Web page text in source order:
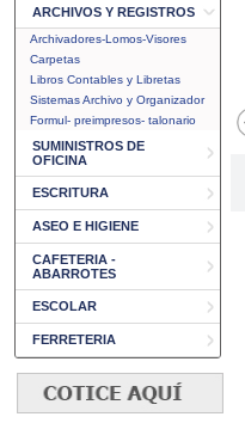
ARCHIVOS Y REGISTROS
Archivadores-Lomos-Visores
Carpetas
Libros Contables y Libretas
Sistemas Archivo y Organizador
Formul- preimpresos- talonario
SUMINISTROS DE
OFICINA
ESCRITURA
ASEO E HIGIENE
CAFETERIA -
ABARROTES
ESCOLAR
FERRETERIA